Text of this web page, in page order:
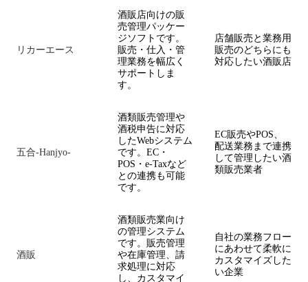
リカーエース
酒販店向けの販
売管理パッケー
ジソフトです。
販売・仕入・管
理業務を幅広く
サポートしま
す。
店舗販売と業務用
販売のどちらにも
対応したい酒販店
五合-Hanjyo-
酒類販売管理や
酒税申告に対応
したWebシステム
です。EC・
POS・e-Taxなど
との連携も可能
です。
EC販売やPOS、
配送業務まで連携
して管理したい酒
類販売業者
酒販
酒類販売業向け
の管理システム
です。販売管理
や在庫管理、請
求処理に対応
し、カスタマイ
自社の業務フロー
にあわせて柔軟に
カスタマイズした
い企業